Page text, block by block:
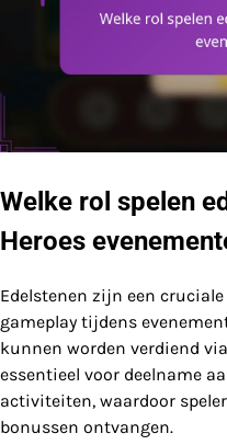
Welke rol spelen
Heroes
Edelstenen zijn een
gameplay tijdens
kunnen worden verdiend
essentieel voor deelname
activiteiten, waardoor
bonussen ontvangen.